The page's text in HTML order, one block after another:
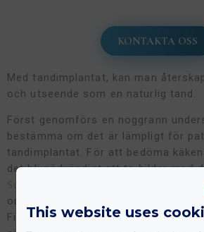
KONTAKTA OSS
Med tandimplantat, kan man
och utseende som en naturlig tand.
Först genomförs en noggrann
bestämma om det är lämpligt för
tandimplantat. För att bedöma
det bli nödvändigt att ta bilder med
Scan
, vilket kan genomföras på
om tandimplantat kan vara ett
Finns det för lite ben i överkäken
This website uses